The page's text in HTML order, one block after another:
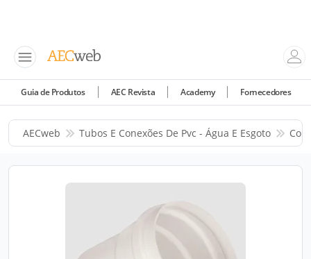
Guia de Produtos AEC Revista Academy Fornecedores
AECweb Tubos E Conexões De Pvc - Água E Esgoto